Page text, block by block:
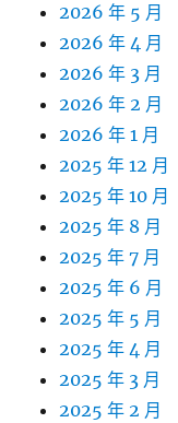
2026 年 5 月
2026 年 4 月
2026 年 3 月
2026 年 2 月
2026 年 1 月
2025 年 12 月
2025 年 10 月
2025 年 8 月
2025 年 7 月
2025 年 6 月
2025 年 5 月
2025 年 4 月
2025 年 3 月
2025 年 2 月